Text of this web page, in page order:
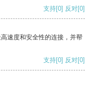
支持[0] 反对[0]
速度和安全性的连接，并帮
支持[0] 反对[0]